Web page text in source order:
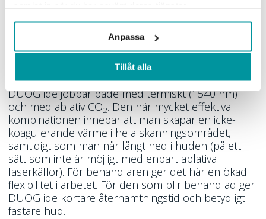
Tillåt alla
Anpassa
levererar otroligt bra resultat när det kommer till
DUOGlideär den ena av dessa två maskiner. Den
här prisvinnande modellen har fått sitt namn från
det faktum att den kombinerar två våglängder –
DUOGlide jobbar både med termiskt (1540 nm)
och med ablativ CO2. Den här mycket effektiva
kombinationen innebär att man skapar en icke-
koagulerande värme i hela skanningsområdet,
samtidigt som man når långt ned i huden (på ett
sätt som inte är möjligt med enbart ablativa
laserkällor). För behandlaren ger det här en ökad
flexibilitet i arbetet. För den som blir behandlad ger
DUOGlide kortare återhämtningstid och betydligt
fastare hud.